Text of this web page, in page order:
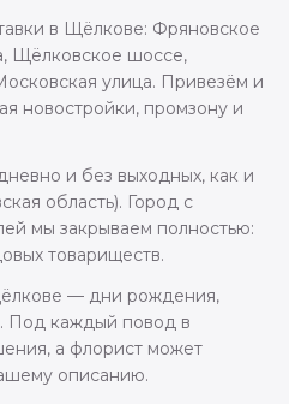
в Щёлкове: Фряновское
Щёлковское шоссе,
улица. Привезём и
новостройки, промзону и
и без выходных, как и
область). Город с
мы закрываем полностью:
товариществ.
— дни рождения,
Под каждый повод в
а флорист может
описанию.